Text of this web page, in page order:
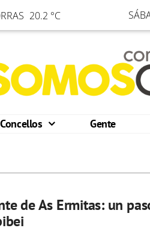
20.2 °C
Concellos Gente
de As Ermitas: un